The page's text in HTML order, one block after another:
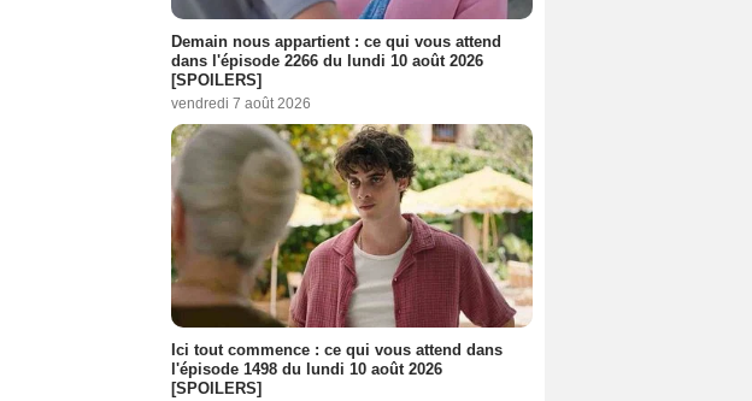
Demain nous appartient : ce qui vous attend
dans l'épisode 2266 du lundi 10 août 2026
[SPOILERS]
vendredi 7 août 2026
Ici tout commence : ce qui vous attend dans
l'épisode 1498 du lundi 10 août 2026
[SPOILERS]